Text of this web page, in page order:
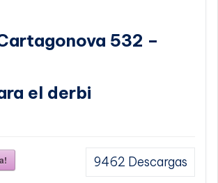
532 –
el derbi
9462 Descargas